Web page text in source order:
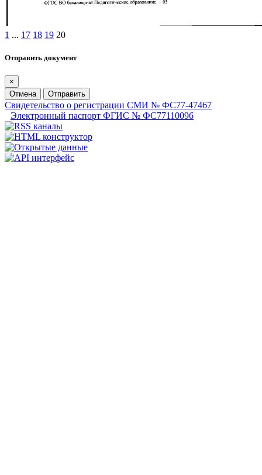
1 ... 17 18 19 20
Отправить документ
×
Отмена
Отправить
Свидетельство о регистрации СМИ № ФС77-47467
Электронный паспорт ФГИС № ФС77110096